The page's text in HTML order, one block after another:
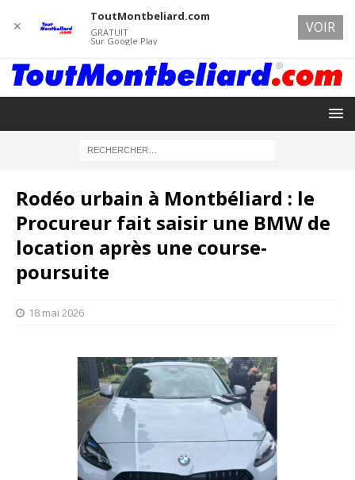
Rodéo urbain à Montbéliard : le
Procureur fait saisir une BMW de
location après une course-
poursuite
18 mai 2026
✕
ToutMontbeliard.com
GRATUIT
Sur Google Play
VOIR